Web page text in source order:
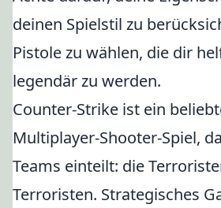
deinen Spielstil zu
Pistole zu wählen, die dir
legendär zu werden.
Counter-Strike ist ein
Multiplayer-Shooter-Spiel,
Teams einteilt: die
Terroristen. Strategisches